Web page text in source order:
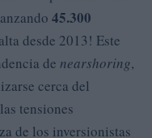
45.300
desde 2013! Este
de nearshoring,
cerca del
tensiones
de los inversionistas